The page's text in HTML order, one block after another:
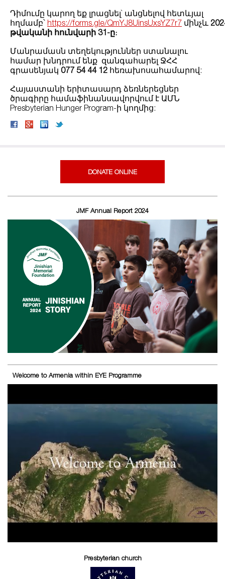
Դիմումը կարող եք լրացնել` անցնելով հետևյալ
հղմամբ՝ https://forms.gle/QmYJ8UinsUxsYZ7r7 մինչև
թվականի հունվարի 31-ը։
Մանրամասն տեղեկություններ ստանալու
համար խնդրում ենք զանգահարել ՋՀՀ
գրասենյակ 077 54 44 12 հեռախոսահամարով:
Հայաստանի երիտասարդ ձեռներեցներ
ծրագիրը համաֆինանսավորվում է ԱՄՆ
Presbyterian Hunger Program-ի կողմից:
DONATE ONLINE
JMF Annual Report 2024
Welcome to Armenia within EYE Programme
Presbyterian church